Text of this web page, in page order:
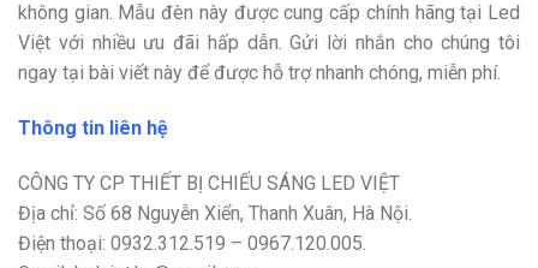
không gian. Mẫu đèn này được cung cấp chính hãng tại Led
Việt với nhiều ưu đãi hấp dẫn. Gửi lời nhắn cho chúng tôi
ngay tại bài viết này để được hỗ trợ nhanh chóng, miễn phí.
Thông tin liên hệ
CÔNG TY CP THIẾT BỊ CHIẾU SÁNG LED VIỆT
Địa chỉ: Số 68 Nguyễn Xiển, Thanh Xuân, Hà Nội.
Điện thoại: 0932.312.519 – 0967.120.005.